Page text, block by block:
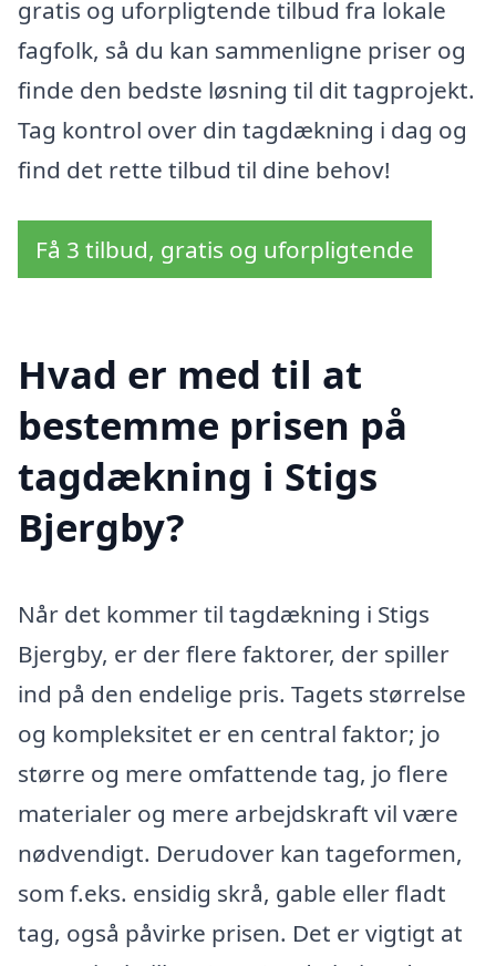
gratis og uforpligtende tilbud fra lokale
fagfolk, så du kan sammenligne priser og
finde den bedste løsning til dit tagprojekt.
Tag kontrol over din tagdækning i dag og
find det rette tilbud til dine behov!
Få 3 tilbud, gratis og uforpligtende
Hvad er med til at
bestemme prisen på
tagdækning i Stigs
Bjergby?
Når det kommer til tagdækning i Stigs
Bjergby, er der flere faktorer, der spiller
ind på den endelige pris. Tagets størrelse
og kompleksitet er en central faktor; jo
større og mere omfattende tag, jo flere
materialer og mere arbejdskraft vil være
nødvendigt. Derudover kan tageformen,
som f.eks. ensidig skrå, gable eller fladt
tag, også påvirke prisen. Det er vigtigt at